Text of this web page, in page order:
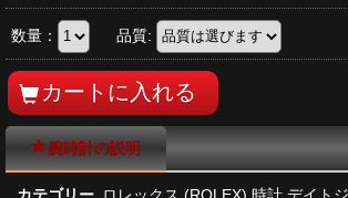
数量： 品質:
腕時計の説明